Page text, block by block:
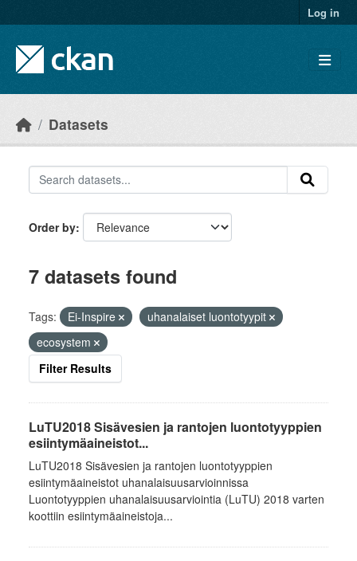
Log in
Datasets
Order by
7 datasets found
Tags: Ei-Inspire
uhanalaiset luontotyypit
ecosystem
Filter Results
LuTU2018 Sisävesien ja rantojen luontotyyppien
esiintymäaineistot...
LuTU2018 Sisävesien ja rantojen luontotyyppien
esiintymäaineistot uhanalaisuusarvioinnissa
Luontotyyppien uhanalaisuusarviointia (LuTU) 2018 varten
koottiin esiintymäaineistoja...